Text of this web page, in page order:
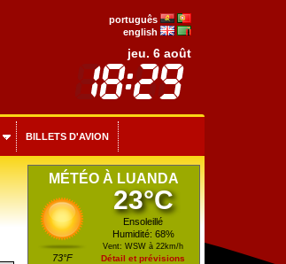
português
english
jeu. 6 août
BILLETS D'AVION
MÉTÉO À LUANDA
73°F
23°C
Ensoleillé
Humidité: 68%
Vent: WSW à 22km/h
Détail et prévisions